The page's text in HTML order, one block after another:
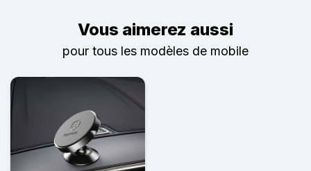
Vous aimerez aussi
pour tous les modèles de mobile